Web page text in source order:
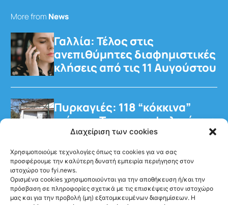
Διαχείριση των cookies
Χρησιμοποιούμε τεχνολογίες όπως τα cookies για να σας
προσφέρουμε την καλύτερη δυνατή εμπειρία περιήγησης στον
ιστοχώρο του fyi.news.
Ορισμένα cookies χρησιμοποιούνται για την αποθήκευση ή/και την
πρόσβαση σε πληροφορίες σχετικά με τις επισκέψεις στον ιστοχώρο
μας και για την προβολή (μη) εξατομικευμένων διαφημίσεων. Η
More from News
Γαλλία: Τέλος στις
ανεπιθύμητες διαφημιστικές
κλήσεις από τις 11 Αυγούστου
Πυρκαγιές: 118 “κόκκινα”
κτίρια – Τρεις προφυλακίσεις
για τη φωτιά στη Βοιωτία